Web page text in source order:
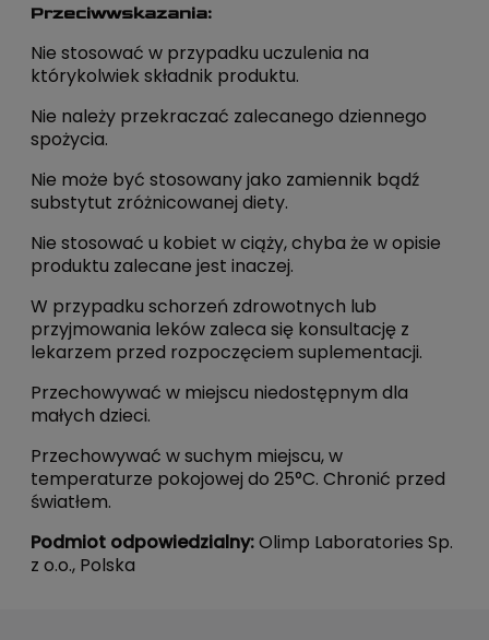
Przeciwwskazania:
Nie stosować w przypadku uczulenia na
którykolwiek składnik produktu.
Nie należy przekraczać zalecanego dziennego
spożycia.
Nie może być stosowany jako zamiennik bądź
substytut zróżnicowanej diety.
Nie stosować u kobiet w ciąży, chyba że w opisie
produktu zalecane jest inaczej.
W przypadku schorzeń zdrowotnych lub
przyjmowania leków zaleca się konsultację z
lekarzem przed rozpoczęciem suplementacji.
Przechowywać w miejscu niedostępnym dla
małych dzieci.
Przechowywać w suchym miejscu, w
temperaturze pokojowej do 25°C. Chronić przed
światłem.
Podmiot odpowiedzialny:Olimp Laboratories Sp.
z o.o., Polska